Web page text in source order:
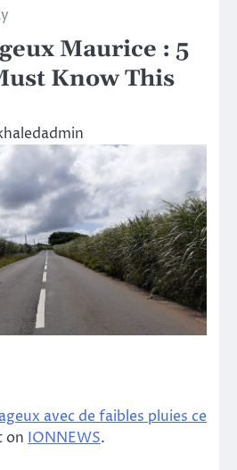
Maurice : 5
Know This
avec de faibles pluies ce
on IONNEWS.